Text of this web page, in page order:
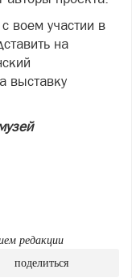
воем участии в
на
выставку
редакции
поделиться